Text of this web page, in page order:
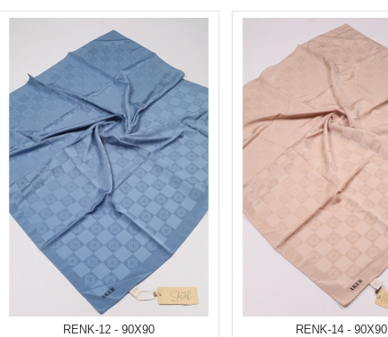
RENK-12 - 90X90 RENK-14 - 90X90